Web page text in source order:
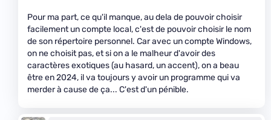
Pour ma part, ce qu'il manque, au dela de pouvoir choisir
facilement un compte local, c'est de pouvoir choisir le nom
de son répertoire personnel. Car avec un compte Windows,
on ne choisit pas, et si on a le malheur d'avoir des
caractères exotiques (au hasard, un accent), on a beau
être en 2024, il va toujours y avoir un programme qui va
merder à cause de ça... C'est d'un pénible.